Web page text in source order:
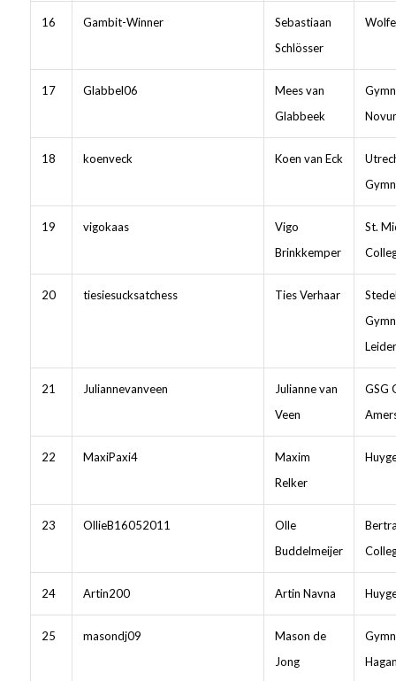
16 Gambit-Winner
Sebastiaan
Schlösser
17 Glabbel06
Mees van
Glabbeek
18 koenveck Koen van Eck
19 vigokaas
Vigo
Brinkkemper
St.
20 tiesiesucksatchess Ties Verhaar
21 Juliannevanveen
Julianne van
Veen
GSG
22 MaxiPaxi4
Maxim
Relker
23 OllieB16052011
Olle
Buddelmeijer
24 Artin200 Artin Navna
25 masondj09
Mason de
Jong